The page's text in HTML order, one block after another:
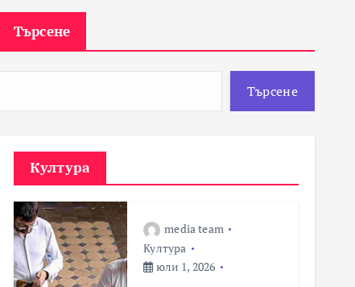
Търсене
Търсене
Култура
media team
Култура
юли 1, 2026